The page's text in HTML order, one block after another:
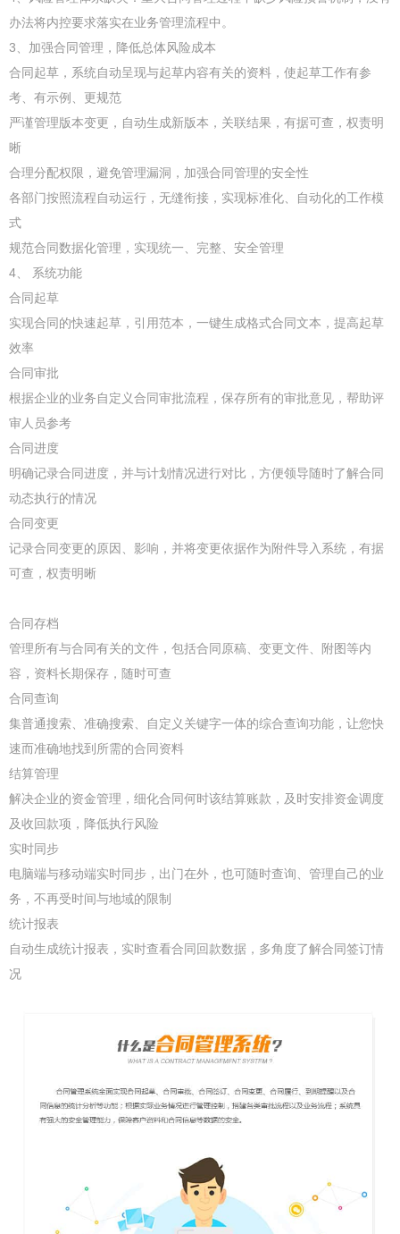
办法将内控要求落实在业务管理流程中。
3、加强合同管理，降低总体风险成本
合同起草，系统自动呈现与起草内容有关的资料，使起草工作有参
考、有示例、更规范
严谨管理版本变更，自动生成新版本，关联结果，有据可查，权责明
晰
合理分配权限，避免管理漏洞，加强合同管理的安全性
各部门按照流程自动运行，无缝衔接，实现标准化、自动化的工作模
式
规范合同数据化管理，实现统一、完整、安全管理
4、 系统功能
合同起草
实现合同的快速起草，引用范本，一键生成格式合同文本，提高起草
效率
合同审批
根据企业的业务自定义合同审批流程，保存所有的审批意见，帮助评
审人员参考
合同进度
明确记录合同进度，并与计划情况进行对比，方便领导随时了解合同
动态执行的情况
合同变更
记录合同变更的原因、影响，并将变更依据作为附件导入系统，有据
可查，权责明晰
合同存档
管理所有与合同有关的文件，包括合同原稿、变更文件、附图等内
容，资料长期保存，随时可查
合同查询
集普通搜索、准确搜索、自定义关键字一体的综合查询功能，让您快
速而准确地找到所需的合同资料
结算管理
解决企业的资金管理，细化合同何时该结算账款，及时安排资金调度
及收回款项，降低执行风险
实时同步
电脑端与移动端实时同步，出门在外，也可随时查询、管理自己的业
务，不再受时间与地域的限制
统计报表
自动生成统计报表，实时查看合同回款数据，多角度了解合同签订情
况